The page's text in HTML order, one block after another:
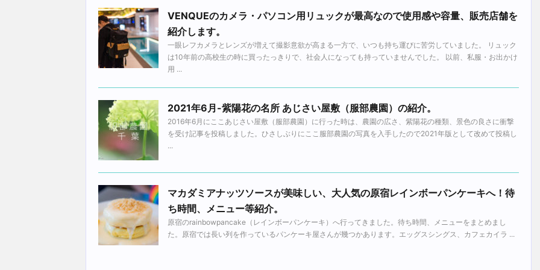
VENQUEのカメラ・パソコン用リュックが最高なので使用感や容量、販売店舗を
紹介します。
一眼レフカメラとレンズが増えて撮影意欲が高まる一方で、いつも持ち運びに苦労していました。 リュック
は10年前の高校生の時に買ったっきりで、社会人になっても持っていませんでした。 以前、私服・お出かけ
用 ...
2021年6月-紫陽花の名所 あじさい屋敷（服部農園）の紹介。
2016年6月にここあじさい屋敷（服部農園）に行った時は、農園の広さ、紫陽花の種類、景色の良さに衝撃
を受け記事を投稿しました。ひさしぶりにここ服部農園の写真を入手したので2021年版として改めて投稿し
...
マカダミアナッツソースが美味しい、大人気の原宿レインボーパンケーキへ！待
ち時間、メニュー等紹介。
原宿のrainbowpancake（レインボーパンケーキ）へ行ってきました。待ち時間、メニューをまとめまし
た。原宿では長い列を作っているパンケーキ屋さんが幾つかあります。エッグスシングス、カフェカイラ ...